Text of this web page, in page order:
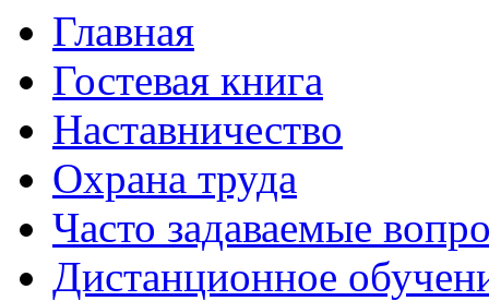
Главная
Гостевая книга
Наставничество
Охрана труда
Часто задаваемые
Дистанционное